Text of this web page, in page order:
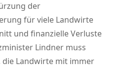
der
für viele Landwirte
und finanzielle Verluste
Lindner muss
Landwirte mit immer